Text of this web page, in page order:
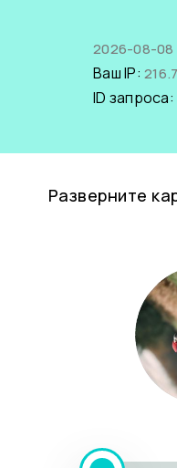
2026-08-08
Ваш IP:
ID запроса:
Разверните